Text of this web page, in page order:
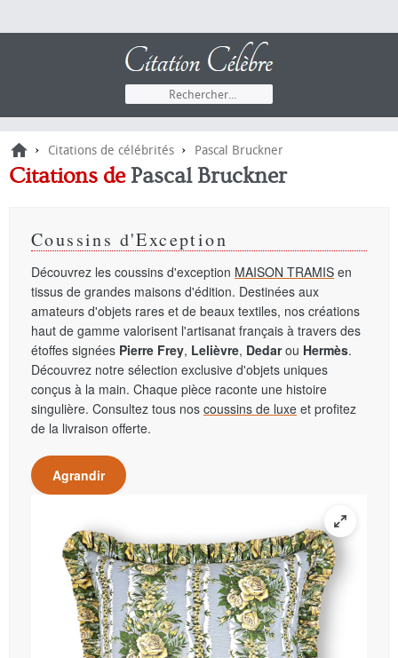
› Citations de célébrités › Pascal Bruckner
Citations de Pascal Bruckner
Coussins d'Exception
Découvrez les coussins d'exception MAISON TRAMIS en
tissus de grandes maisons d'édition. Destinées aux
amateurs d'objets rares et de beaux textiles, nos créations
haut de gamme valorisent l'artisanat français à travers des
étoffes signées Pierre Frey, Lelièvre, Dedarou Hermès.
Découvrez notre sélection exclusive d'objets uniques
conçus à la main. Chaque pièce raconte une histoire
singulière. Consultez tous nos coussins de luxe et profitez
de la livraison offerte.
Agrandir